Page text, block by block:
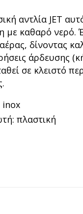
αντλία JET
με καθαρό νερό.
δίνοντας
άρδευσης
σε κλειστό
πλαστική